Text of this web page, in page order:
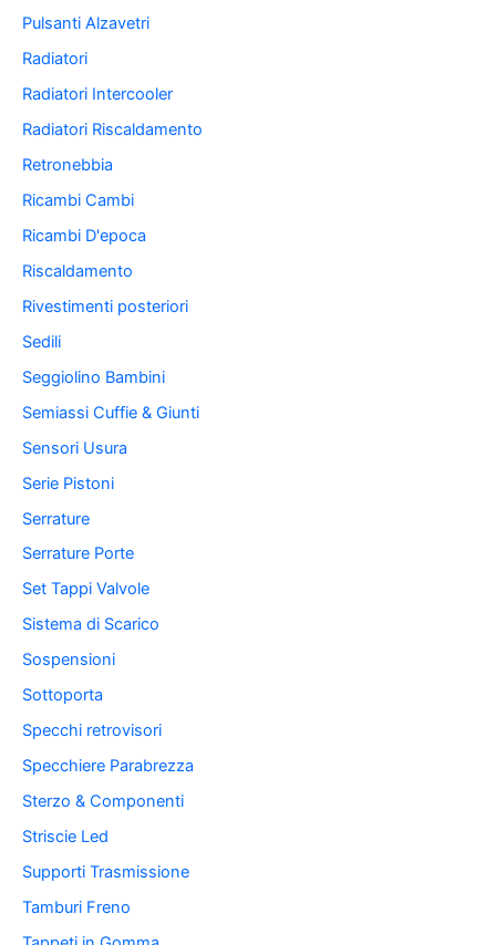
Pulsanti Alzavetri
Radiatori
Radiatori Intercooler
Radiatori Riscaldamento
Retronebbia
Ricambi Cambi
Ricambi D'epoca
Riscaldamento
Rivestimenti posteriori
Sedili
Seggiolino Bambini
Semiassi Cuffie & Giunti
Sensori Usura
Serie Pistoni
Serrature
Serrature Porte
Set Tappi Valvole
Sistema di Scarico
Sospensioni
Sottoporta
Specchi retrovisori
Specchiere Parabrezza
Sterzo & Componenti
Striscie Led
Supporti Trasmissione
Tamburi Freno